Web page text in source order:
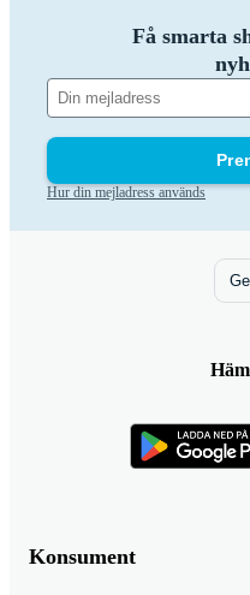
Få smarta
Hur din mejladress används
Konsument